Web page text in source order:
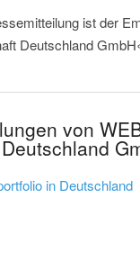
ist der
Deutschland
von
in Deutschland